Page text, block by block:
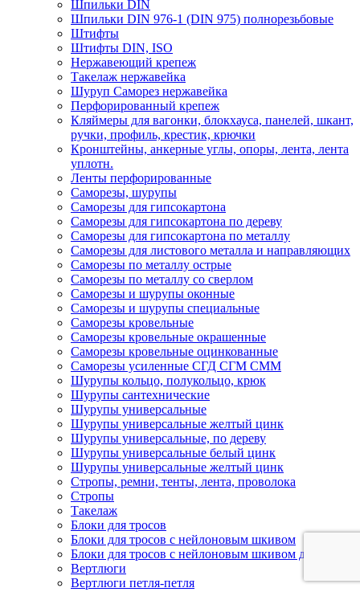
Шпильки DIN
Шпильки DIN 976-1 (DIN 975) полнорезьбовые
Штифты
Штифты DIN, ISO
Нержавеющий крепеж
Такелаж нержавейка
Шуруп Саморез нержавейка
Перфорированный крепеж
Кляймеры для вагонки, блокхауса, панелей, шкант,
ручки, профиль, крестик, крючки
Кронштейны, анкерные углы, опоры, лента, лента
уплотн.
Ленты перфорированные
Саморезы, шурупы
Саморезы для гипсокартона
Саморезы для гипсокартона по дереву
Саморезы для гипсокартона по металлу
Саморезы для листового металла и направляющих
Саморезы по металлу острые
Саморезы по металлу со сверлом
Саморезы и шурупы оконные
Саморезы и шурупы специальные
Саморезы кровельные
Саморезы кровельные окрашенные
Саморезы кровельные оцинкованные
Саморезы усиленные СГД СГМ СММ
Шурупы кольцо, полукольцо, крюк
Шурупы сантехнические
Шурупы универсальные
Шурупы универсальные желтый цинк
Шурупы универсальные, по дереву
Шурупы универсальные белый цинк
Шурупы универсальные желтый цинк
Стропы, ремни, тенты, лента, проволока
Стропы
Такелаж
Блоки для тросов
Блоки для тросов с нейлоновым шкивом
Блоки для тросов с нейлоновым шкивом двойные
Вертлюги
Вертлюги петля-петля